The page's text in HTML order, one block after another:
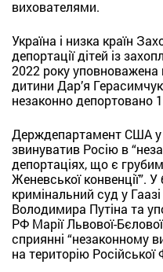
вихователями.
Україна і низка країн
депортації дітей із
2022 року уповноважена
дитини Дар’я
незаконно депортовано
Держдепартамент США у
звинуватив Росію в
депортаціях, що є
Женевської конвенції”.
кримінальний суд у Гаазі
Володимира Путіна та
РФ Марії Львової-
сприянні “незаконному
на територію Російської